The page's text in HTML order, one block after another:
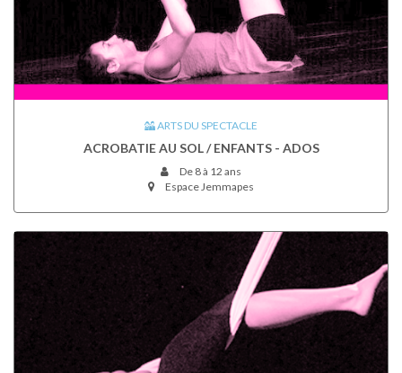
ARTS DU SPECTACLE
ACROBATIE AU SOL / ENFANTS - ADOS
De 8 à 12 ans
Espace Jemmapes